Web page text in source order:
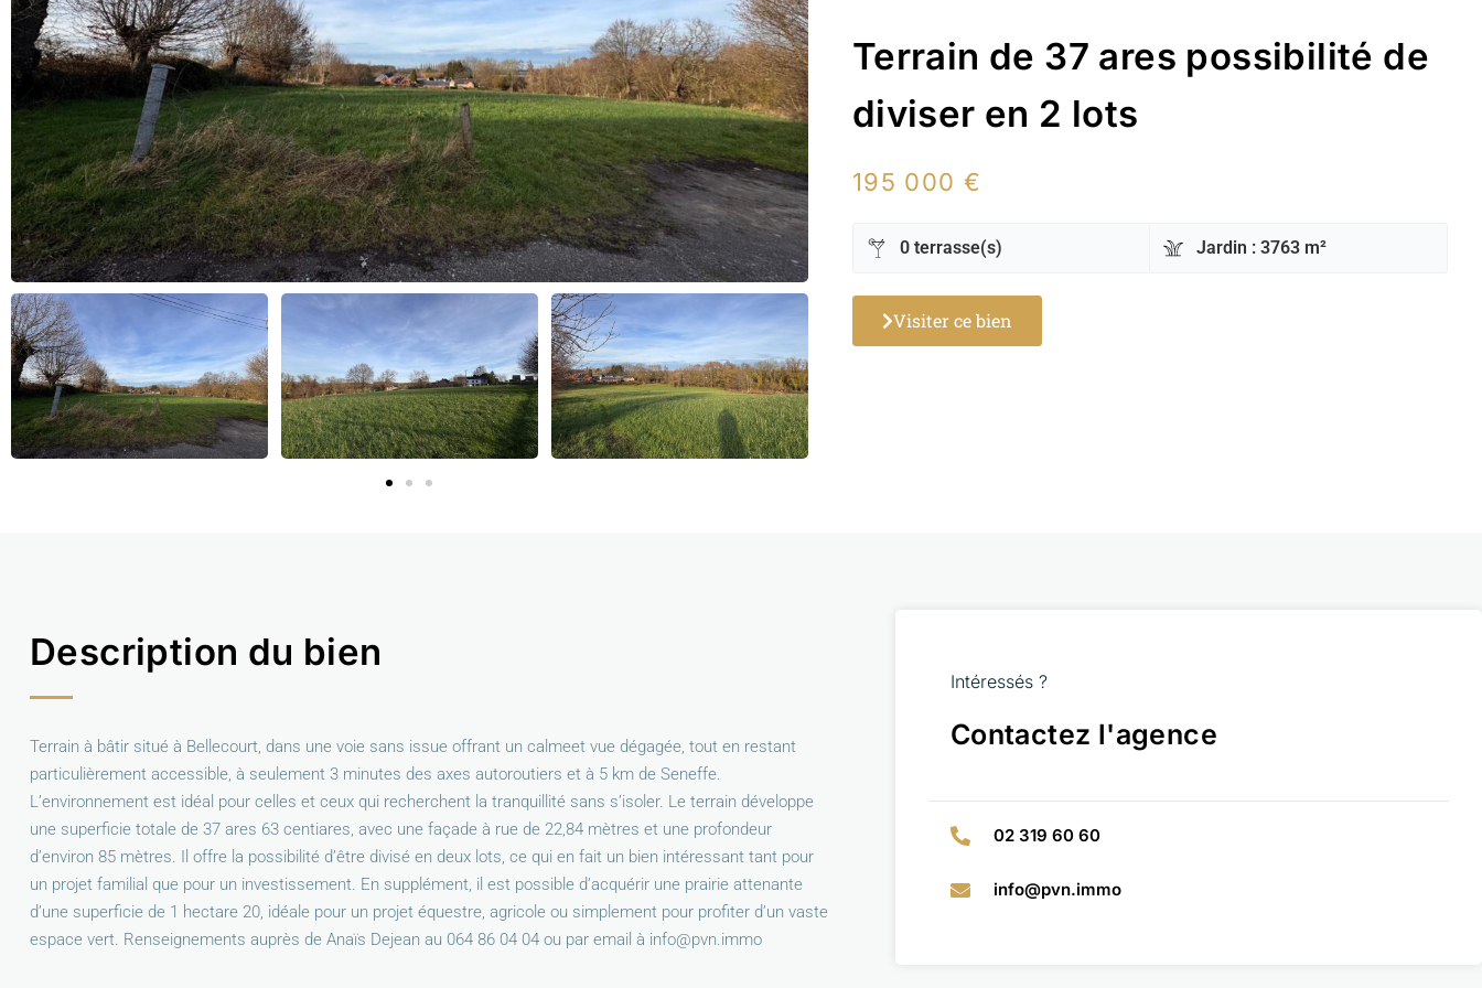
Terrain de 37 ares possibilité de
diviser en 2 lots
195 000 €
0 terrasse(s) Jardin : 3763 m²
Visiter ce bien
Description du bien
Terrain à bâtir situé à Bellecourt, dans une voie sans issue offrant un calmeet vue dégagée, tout en restant
particulièrement accessible, à seulement 3 minutes des axes autoroutiers et à 5 km de Seneffe.
L’environnement est idéal pour celles et ceux qui recherchent la tranquillité sans s’isoler. Le terrain développe
une superficie totale de 37 ares 63 centiares, avec une façade à rue de 22,84 mètres et une profondeur
d’environ 85 mètres. Il offre la possibilité d’être divisé en deux lots, ce qui en fait un bien intéressant tant pour
un projet familial que pour un investissement. En supplément, il est possible d’acquérir une prairie attenante
d’une superficie de 1 hectare 20, idéale pour un projet équestre, agricole ou simplement pour profiter d’un vaste
espace vert. Renseignements auprès de Anaïs Dejean au 064 86 04 04 ou par email à info@pvn.immo
Intéressés ?
Contactez l'agence
02 319 60 60
info@pvn.immo